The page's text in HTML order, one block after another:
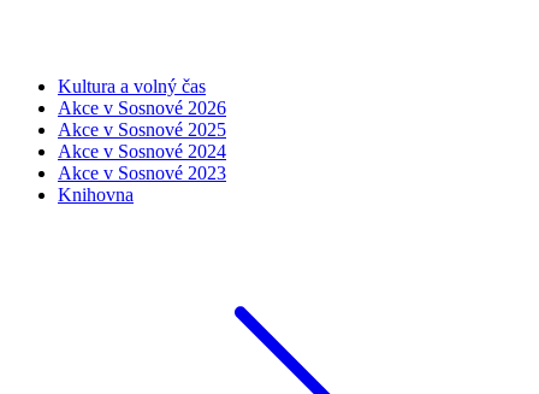
Kultura a volný čas
Akce v Sosnové 2026
Akce v Sosnové 2025
Akce v Sosnové 2024
Akce v Sosnové 2023
Knihovna